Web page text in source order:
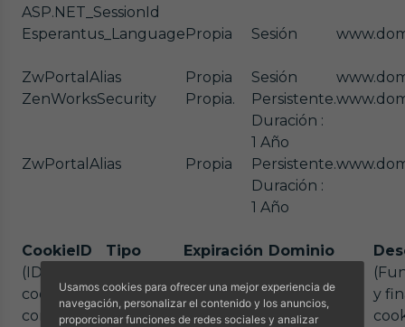
ASP.NET_SessionId
Esperantus_LanguagePropia Sesión
ZwPortalAlias Propia Sesión
ZenWorksSecurity
Propia.
Persistente.
Duración :
1 Año
ZwPortalAlias Propia
Persistente.
Duración :
1 Año
CookieID
(ID de la
cookie y
como
Tipo
de
terceros)
Expiración
caducidad
de la
Dominio
dominio se
asocia la
y
Usamos cookies para ofrecer una mejor experiencia de
navegación, personalizar el contenido y los anuncios,
proporcionar funciones de redes sociales y analizar